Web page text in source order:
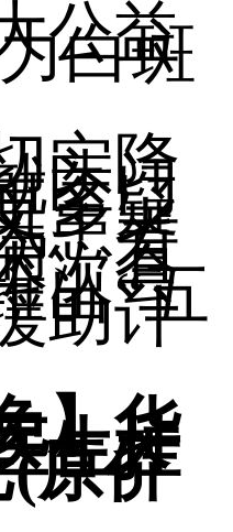
益
白斑
降
医门
多疑
患者
、看
次会
出“五
助计
华
生挂
(原价